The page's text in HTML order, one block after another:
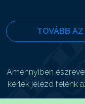
TOVÁBB
Amennyiben
kérlek jelezd felénk